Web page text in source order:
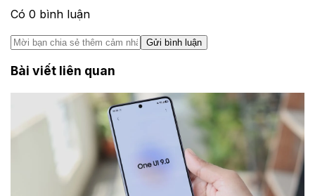
Có 0 bình luận
Gửi bình luận
Bài viết liên quan